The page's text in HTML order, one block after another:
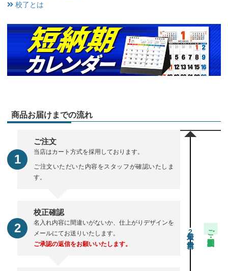
校了とは
商品お届けまでの流れ
ご注文
当店はカート方式を採用しております。
ご注文いただいた内容をスタッフが確認いたしま
す。
校正確認
名入れ内容に間違いがないか、仕上がりデザインを
メールにてお送りいたします。
ご承認の返信をお願いいたします。
2 ご注文・校正期間